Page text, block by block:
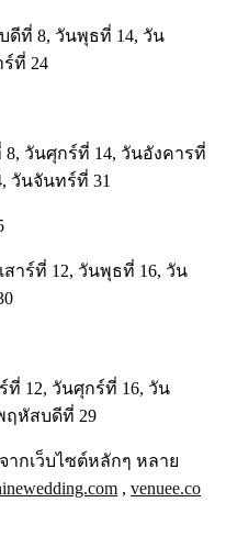
ดีที่ 8, วันพุธที่ 14, วัน
ที่ 24
วันศุกร์ที่ 14, วันอังคารที่
วันจันทร์ที่ 31
าร์ที่ 12, วันพุธที่ 16, วัน
ที่ 12, วันศุกร์ที่ 16, วัน
ฤหัสบดีที่ 29
กเว็บไซต์หลักๆ หลาย
, venuee.co